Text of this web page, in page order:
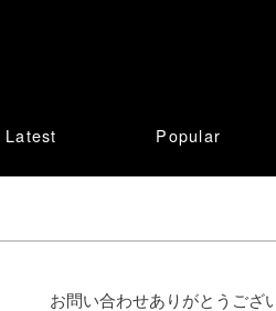
Latest Popular
お問い合わせありがとうござ